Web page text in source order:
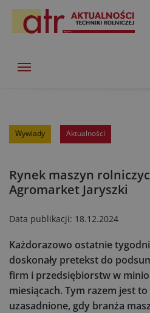
Wywiady Aktualności
Rynek maszyn
Agromarket Jaryszki
Data publikacji: 18.12.2024
Każdorazowo ostatnie
doskonały pretekst do
firm i przedsiębiorstw w
miesiącach. Tym razem jest
uzasadnione, gdy branża